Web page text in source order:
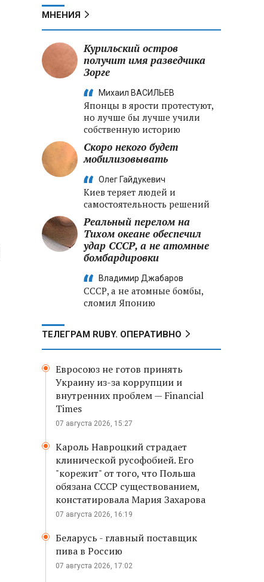
МНЕНИЯ
Курильский остров
получит имя разведчика
Зорге
Михаил ВАСИЛЬЕВ
Японцы в ярости протестуют,
но лучше бы лучше учили
собственную историю
Скоро некого будет
мобилизовывать
Олег Гайдукевич
Киев теряет людей и
самостоятельность решений
Реальный перелом на
Тихом океане обеспечил
удар СССР, а не атомные
бомбардировки
Владимир Джабаров
СССР, а не атомные бомбы,
сломил Японию
ТЕЛЕГРАМ RUBY. ОПЕРАТИВНО
Евросоюз не готов принять
Украину из-за коррупции и
внутренних проблем — Financial
Times
07 августа 2026, 15:27
Кароль Навроцкий страдает
клинической русофобией. Его
"корежит" от того, что Польша
обязана СССР существованием,
констатировала Мария Захарова
07 августа 2026, 16:19
Беларусь - главный поставщик
пива в Россию
07 августа 2026, 17:02